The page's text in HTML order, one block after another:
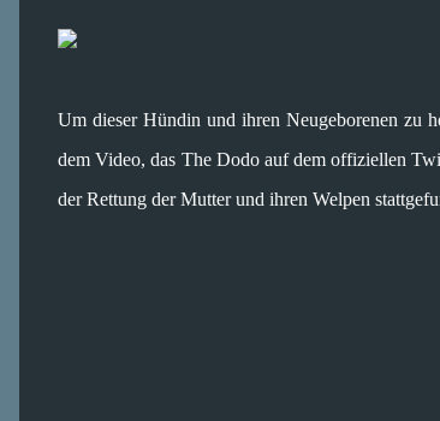
Um dieser Hündin und ihren Neugeborenen zu
dem Video, das The Dodo auf dem offiziellen
der Rettung der Mutter und ihren Welpen